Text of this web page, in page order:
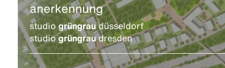
anerkennung
studio grüngraudüsseldorf
studiogrüngraudresden